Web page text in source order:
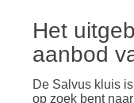
Het
aanbod
De Salvus kluis
op zoek bent